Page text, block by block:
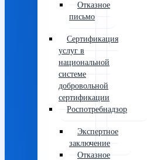
Отказное
письмо
Сертификация
услуг в
национальной
системе
добровольной
сертификации
Роспотребнадзор
Экспертное
заключение
Отказное